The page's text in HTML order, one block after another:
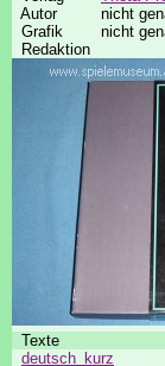
Autor
nicht
Grafik
nicht
Redaktion
Texte
deutsch_kurz